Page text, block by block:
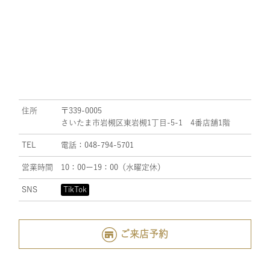
住所
〒339-0005
さいたま市岩槻区東岩槻1丁目-5-1 4番店舗1階
TEL 電話：048-794-5701
営業時間 10：00ー19：00（水曜定休）
SNS TikTok
ご来店予約